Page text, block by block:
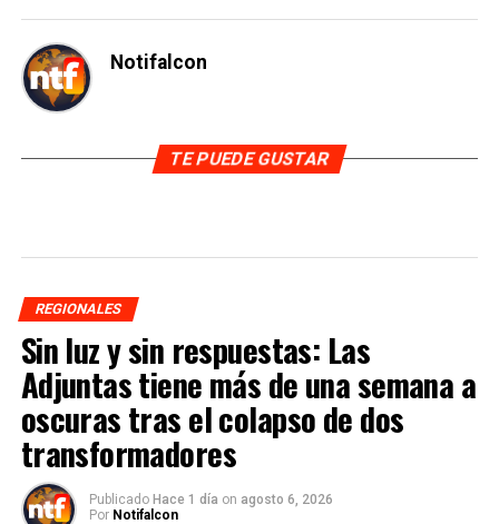
Notifalcon
TE PUEDE GUSTAR
REGIONALES
Sin luz y sin respuestas: Las
Adjuntas tiene más de una semana a
oscuras tras el colapso de dos
transformadores
Publicado Hace 1 día on agosto 6, 2026
Por Notifalcon